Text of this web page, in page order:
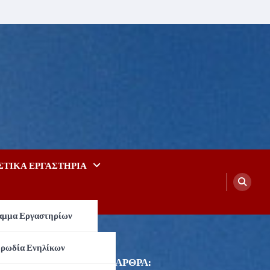
ΕΡΓΑΣΤΗΡΙΑ
Εργαστηρίων
Εργαστήρια
Ενηλίκων
ΠΡΟΣΦΑΤΑ ΑΡΘΡΑ: